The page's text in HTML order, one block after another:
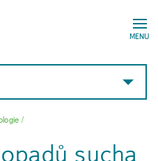
MENU
/
sucha